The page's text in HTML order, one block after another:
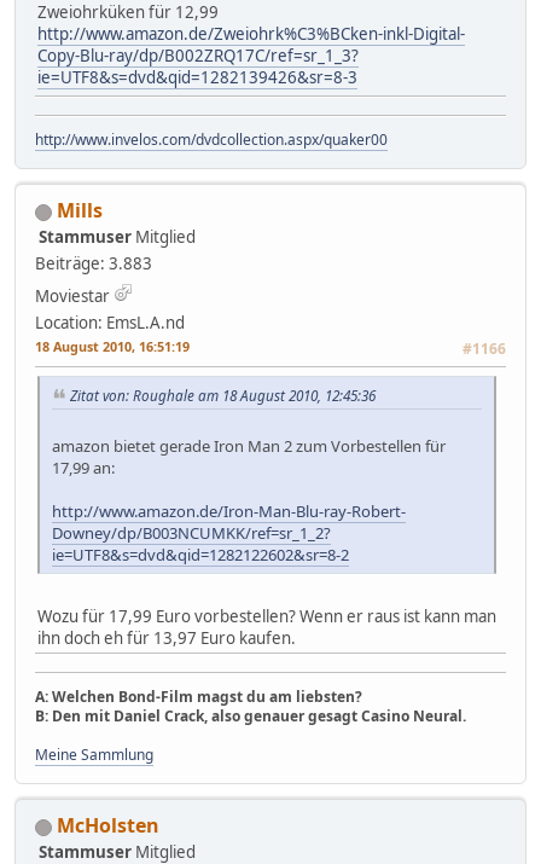
Zweiohrküken für 12,99
http://www.amazon.de/Zweiohrk%C3%BCken-inkl-Digital-
Copy-Blu-ray/dp/B002ZRQ17C/ref=sr_1_3?
ie=UTF8&s=dvd&qid=1282139426&sr=8-3
http://www.invelos.com/dvdcollection.aspx/quaker00
Mills
Stammuser Mitglied
Beiträge: 3.883
Moviestar
Location: EmsL.A.nd
18 August 2010, 16:51:19 #1166
Zitat von: Roughale am 18 August 2010, 12:45:36
amazon bietet gerade Iron Man 2 zum Vorbestellen für
17,99 an:
http://www.amazon.de/Iron-Man-Blu-ray-Robert-
Downey/dp/B003NCUMKK/ref=sr_1_2?
ie=UTF8&s=dvd&qid=1282122602&sr=8-2
Wozu für 17,99 Euro vorbestellen? Wenn er raus ist kann man
ihn doch eh für 13,97 Euro kaufen.
A: Welchen Bond-Film magst du am liebsten?
B: Den mit Daniel Crack, also genauer gesagt Casino Neural.
Meine Sammlung
McHolsten
Stammuser Mitglied